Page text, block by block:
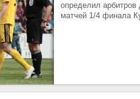
определил
матчей 1/4 финала